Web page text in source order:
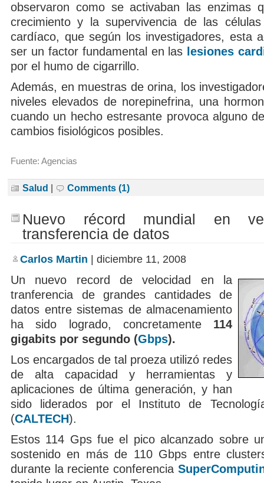
observaron como se activaban las enzimas
crecimiento y la supervivencia de las
cardíaco, que según los investigadores, esta
ser un factor fundamental en las lesiones
por el humo de cigarrillo.
Además, en muestras de orina, los
niveles elevados de norepinefrina, una
cuando un hecho estresante provoca alguno
cambios fisiológicos posibles.
Fuente: Agencias
Salud | Comments (1)
Nuevo récord mundial en
transferencia de datos
Carlos Martin | diciembre 11, 2008
Un nuevo record de velocidad en la
tranferencia de grandes cantidades de
datos entre sistemas de almacenamiento
ha sido logrado, concretamente 114
gigabits por segundo (Gbps).
Los encargados de tal proeza utilizó redes
de alta capacidad y herramientas y
aplicaciones de última generación, y han
sido liderados por el Instituto de
(CALTECH).
Estos 114 Gps fue el pico alcanzado sobre
sostenido en más de 110 Gbps entre
durante la reciente conferencia